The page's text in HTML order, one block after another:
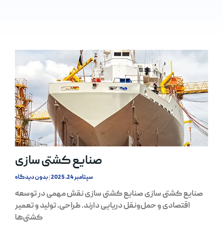
صنایع کشتی سازی
سپتامبر 24, 2025 بدون دیدگاه
صنایع کشتی سازی صنایع کشتی سازی نقش مهمی در توسعه
اقتصادی و حمل‌ونقل دریایی دارند. طراحی، تولید و تعمیر
کشتی‌ها